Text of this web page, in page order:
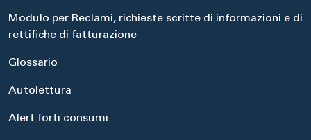
Modulo per Reclami, richieste scritte di informazioni e di
rettifiche di fatturazione
Glossario
Autolettura
Alert forti consumi